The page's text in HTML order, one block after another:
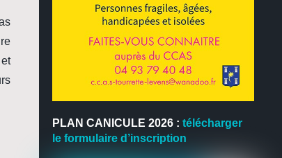
PLAN CANICULE 2026 : télécharger
le formulaire d’inscription